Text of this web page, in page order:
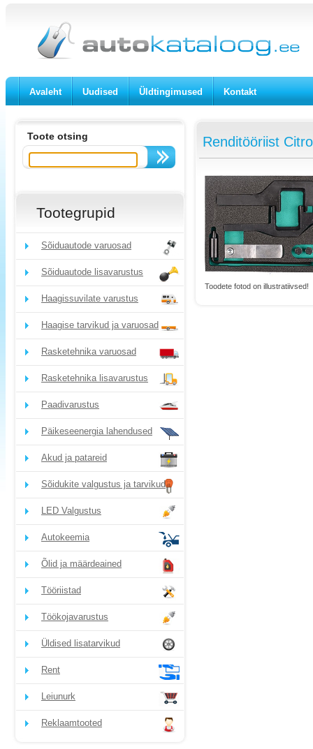
Avaleht Uudised Üldtingimused Kontakt
Toote otsing
Tootegrupid
Sõiduautode varuosad
Sõiduautode lisavarustus
Haagissuvilate varustus
Haagise tarvikud ja varuosad
Rasketehnika varuosad
Rasketehnika lisavarustus
Paadivarustus
Päikeseenergia lahendused
Akud ja patareid
Sõidukite valgustus ja tarvikud
LED Valgustus
Autokeemia
Õlid ja määrdeained
Tööriistad
Töökojavarustus
Üldised lisatarvikud
Rent
Leiunurk
Reklaamtooted
Renditööriist
Toodete fotod on illustratiivsed!